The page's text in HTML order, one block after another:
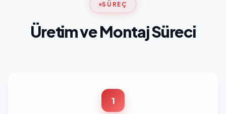
SÜREÇ
Üretim ve Montaj Süreci
1